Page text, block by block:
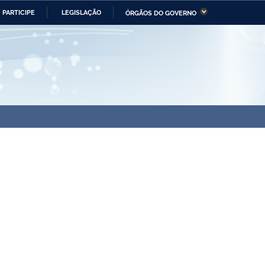
PARTICIPE LEGISLAÇÃO ÓRGÃOS DO GOVERNO
da Economia Ministério da Infraestrutura